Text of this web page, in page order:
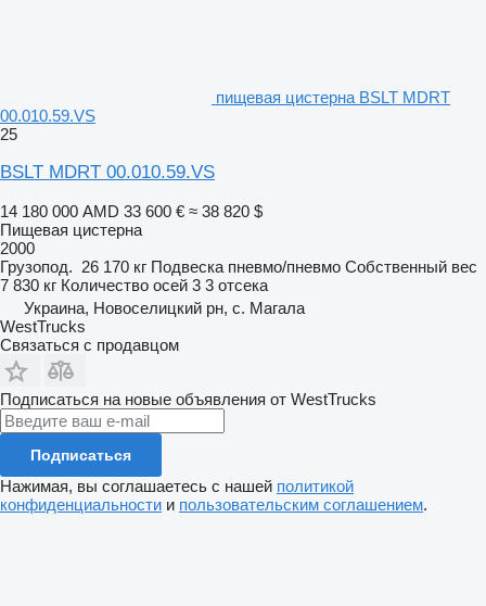
пищевая цистерна BSLT MDRT
00.010.59.VS
25
BSLT MDRT 00.010.59.VS
14 180 000 AMD 33 600 € ≈ 38 820 $
Пищевая цистерна
2000
Грузопод. 26 170 кг Подвеска пневмо/пневмо Собственный вес
7 830 кг Количество осей 3 3 отсека
Украина, Новоселицкий рн, с. Магала
WestTrucks
Связаться с продавцом
Подписаться на новые объявления от WestTrucks
Подписаться
Нажимая, вы соглашаетесь с нашей политикой
конфиденциальности и пользовательским соглашением.